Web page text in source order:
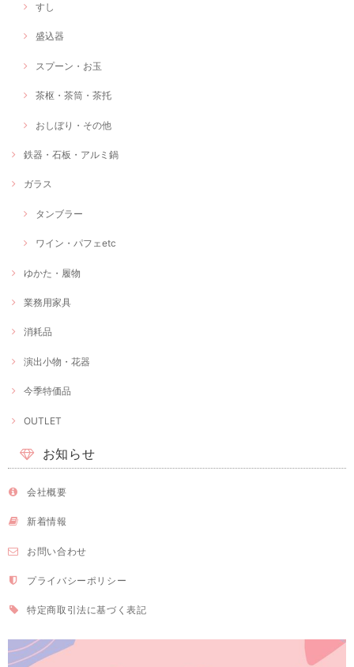
すし
盛込器
スプーン・お玉
茶枢・茶筒・茶托
おしぼり・その他
鉄器・石板・アルミ鍋
ガラス
タンブラー
ワイン・パフェetc
ゆかた・履物
業務用家具
消耗品
演出小物・花器
今季特価品
OUTLET
お知らせ
会社概要
新着情報
お問い合わせ
プライバシーポリシー
特定商取引法に基づく表記